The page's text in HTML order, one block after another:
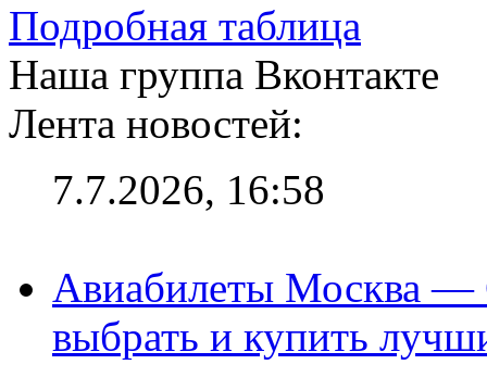
Подробная таблица
Наша группа Вконтакте
Лента новостей:
7.7.2026, 16:58
Авиабилеты Москва —
выбрать и купить